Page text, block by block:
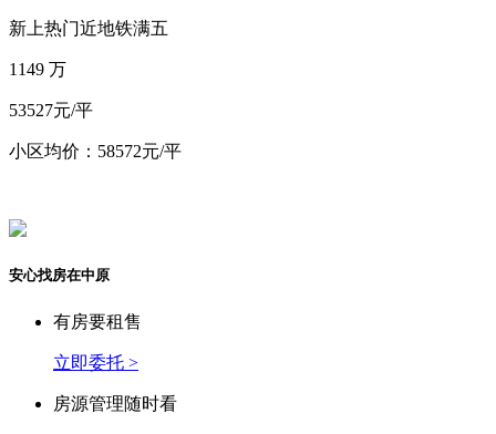
新上热门近地铁满五
1149 万
53527元/平
小区均价：58572元/平
安心找房在中原
有房要租售
立即委托 >
房源管理随时看